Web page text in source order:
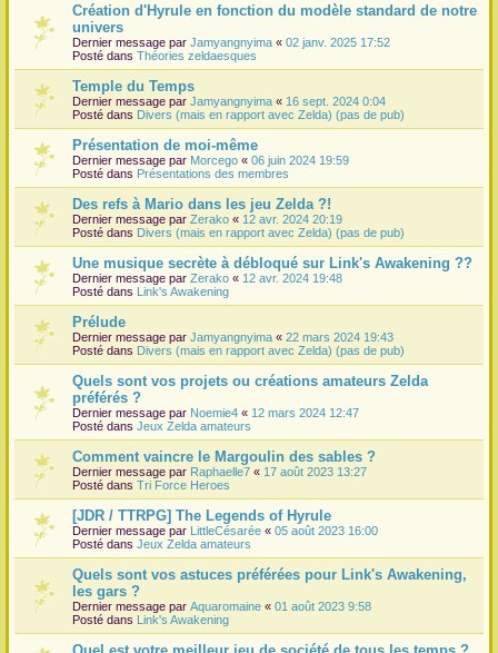
Création d'Hyrule en fonction du modèle standard de notre
univers
Dernier message par Jamyangnyima « 02 janv. 2025 17:52
Posté dans Théories zeldaesques
Temple du Temps
Dernier message par Jamyangnyima « 16 sept. 2024 0:04
Posté dans Divers (mais en rapport avec Zelda) (pas de pub)
Présentation de moi-même
Dernier message par Morcego « 06 juin 2024 19:59
Posté dans Présentations des membres
Des refs à Mario dans les jeu Zelda ?!
Dernier message par Zerako « 12 avr. 2024 20:19
Posté dans Divers (mais en rapport avec Zelda) (pas de pub)
Une musique secrète à débloqué sur Link's Awakening ??
Dernier message par Zerako « 12 avr. 2024 19:48
Posté dans Link's Awakening
Prélude
Dernier message par Jamyangnyima « 22 mars 2024 19:43
Posté dans Divers (mais en rapport avec Zelda) (pas de pub)
Quels sont vos projets ou créations amateurs Zelda
préférés ?
Dernier message par Noemie4 « 12 mars 2024 12:47
Posté dans Jeux Zelda amateurs
Comment vaincre le Margoulin des sables ?
Dernier message par Raphaelle7 « 17 août 2023 13:27
Posté dans Tri Force Heroes
[JDR / TTRPG] The Legends of Hyrule
Dernier message par LittleCésarée « 05 août 2023 16:00
Posté dans Jeux Zelda amateurs
Quels sont vos astuces préférées pour Link's Awakening,
les gars ?
Dernier message par Aquaromaine « 01 août 2023 9:58
Posté dans Link's Awakening
Quel est votre meilleur jeu de société de tous les temps ?